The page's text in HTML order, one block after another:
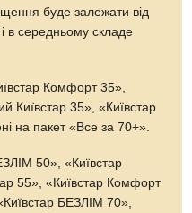
буде залежати від
в середньому складе
Комфорт 35»,
Київстар 35», «Київстар
на пакет «Все за 70+».
50», «Київстар
55», «Київстар Комфорт
БЕЗЛІМ 70»,